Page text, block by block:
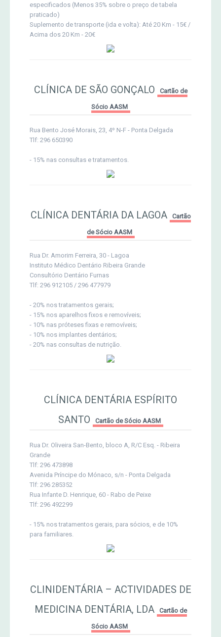
especificados (Menos 35% sobre o preço de tabela
praticado)
Suplemento de transporte (ida e volta): Até 20 Km - 15€ /
Acima dos 20 Km - 20€
CLÍNICA DE SÃO GONÇALO Cartão de
Sócio AASM
Rua Bento José Morais, 23, 4º N-F - Ponta Delgada
Tlf: 296 650390
- 15% nas consultas e tratamentos.
CLÍNICA DENTÁRIA DA LAGOA Cartão
de Sócio AASM
Rua Dr. Amorim Ferreira, 30 - Lagoa
Instituto Médico Dentário Ribeira Grande
Consultório Dentário Furnas
Tlf: 296 912105 / 296 477979
- 20% nos tratamentos gerais;
- 15% nos aparelhos fixos e removíveis;
- 10% nas próteses fixas e removíveis;
- 10% nos implantes dentários;
- 20% nas consultas de nutrição.
CLÍNICA DENTÁRIA ESPÍRITO
SANTO
Cartão de Sócio AASM
Rua Dr. Oliveira San-Bento, bloco A, R/C Esq. - Ribeira
Grande
Tlf: 296 473898
Avenida Príncipe do Mónaco, s/n - Ponta Delgada
Tlf: 296 285352
Rua Infante D. Henrique, 60 - Rabo de Peixe
Tlf: 296 492299
- 15% nos tratamentos gerais, para sócios, e de 10%
para familiares.
CLINIDENTÁRIA – ACTIVIDADES DE
MEDICINA DENTÁRIA, LDA
Cartão de
Sócio AASM